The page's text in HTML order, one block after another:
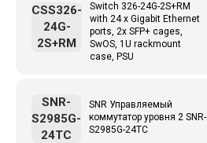
Switch 326-24G-2S+RM
with 24 x Gigabit Ethernet
ports, 2x SFP+ cages,
SwOS, 1U rackmount
case, PSU
CSS326-
24G-
2S+RM
SNR Управляемый
коммутатор уровня 2 SNR-
S2985G-24TC
SNR-
S2985G-
24TC